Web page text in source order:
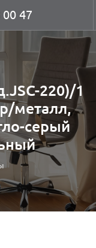
00 47
220)/1
металл,
серый